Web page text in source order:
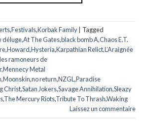
,Festivals,Korbak Family
Tagged
déluge,At The Gates,black bomb A,Chaos E.T.
,Howard,Hysteria,Karpathian Relict,L’Araignée
les ramoneurs de
,Mennecy Metal
,Moonskin,no return,NZGL ,Paradise
Christ,Satan Jokers,Savage Annihilation,Sleazy
,The Mercury Riots,Tribute To Thrash,Waking
Laissez un commentaire